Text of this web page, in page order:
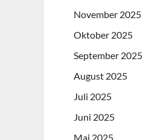
November 2025
Oktober 2025
September 2025
August 2025
Juli 2025
Juni 2025
Mai 2025